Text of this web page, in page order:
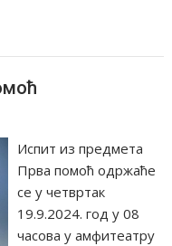
Испит из предмета
Прва помоћ одржаће
се у четвртак
19.9.2024. год у 08
часова у амфитеатру